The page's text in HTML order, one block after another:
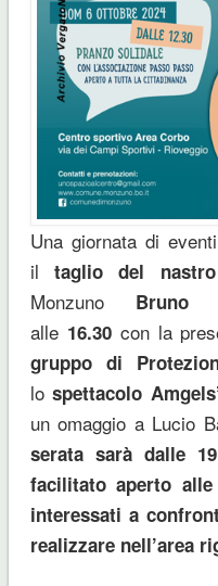
Una giornata di
iltaglio del nastro
Monzuno Bruno
alle 16.30 con la
gruppo di
lospettacolo
un omaggio a Lucio
serata sarà dalle
facilitato aperto
interessati a
realizzare nell’area